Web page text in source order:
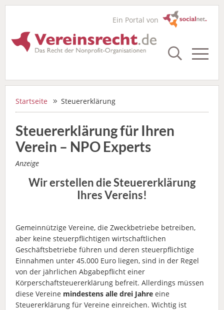
Ein Portal von
Startseite Steuererklärung
Steuererklärung für Ihren
Verein – NPO Experts
Anzeige
Wir erstellen die Steuererklärung
Ihres Vereins!
Gemeinnützige Vereine, die Zweckbetriebe betreiben,
aber keine steuerpflichtigen wirtschaftlichen
Geschäftsbetriebe führen und deren steuerpflichtige
Einnahmen unter 45.000 Euro liegen, sind in der Regel
von der jährlichen Abgabepflicht einer
Körperschaftsteuererklärung befreit. Allerdings müssen
diese Vereine mindestens alle drei Jahre eine
Steuererklärung für Vereine einreichen. Wichtig ist